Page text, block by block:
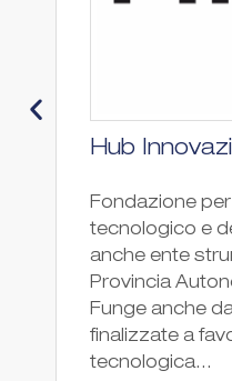
Hub
Fondazione
tecnologico e
anche ente
Provincia
Funge anche
finalizzate a
tecnologica...